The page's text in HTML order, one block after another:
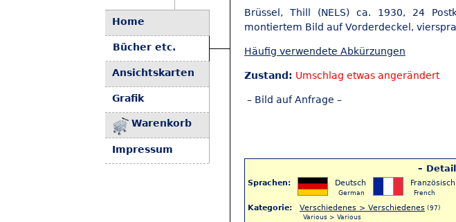
Home
Bücher etc.
Ansichtskarten
Grafik
Warenkorb
Impressum
Brüssel, Thill (NELS) ca. 1930, 24
montiertem Bild auf Vorderdeckel,
Häufig verwendete Abkürzungen
Zustand: Umschlag etwas angerändert
– Bild auf Anfrage –
–
Sprachen: Deutsch Französisch
German French
Kategorie: Verschiedenes > Verschiedenes (97)
Various > Various